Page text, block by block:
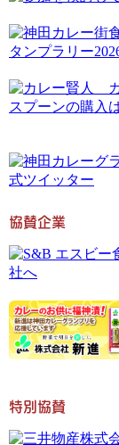
協賛企業
特別協賛